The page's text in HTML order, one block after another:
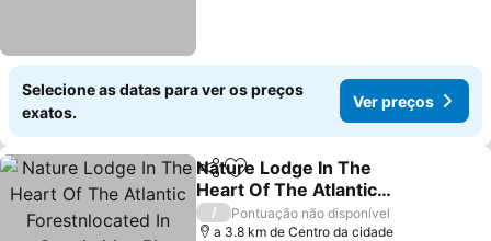
Selecione as datas para ver os preços
exatos.
Ver preços
PartilharAdicionar aos favoritos
Nature Lodge In The
Heart Of The Atlantic
Forestnlocated In
Guapimirim, Rj
/
Pontuação não disponível
a 3.8 km de Centro da cidade